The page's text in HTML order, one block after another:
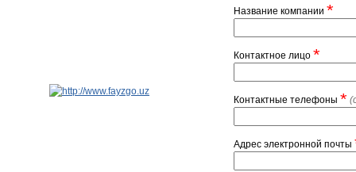
Название компании *
Контактное лицо *
Контактные телефоны *
Адрес электронной почты